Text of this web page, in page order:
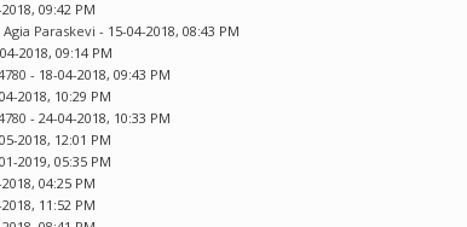
09:42 PM
Paraskevi - 15-04-2018, 08:43 PM
2018, 09:14 PM
- 18-04-2018, 09:43 PM
2018, 10:29 PM
- 24-04-2018, 10:33 PM
2018, 12:01 PM
2019, 05:35 PM
04:25 PM
11:52 PM